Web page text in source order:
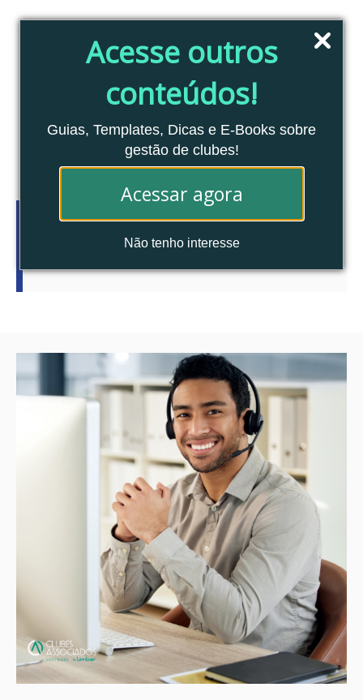
Acesse outros
conteúdos!
Guias, Templates, Dicas e E-Books sobre
gestão de clubes!
Acessar agora
Não tenho interesse
Blog Clubes Associados
Patricia